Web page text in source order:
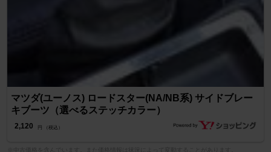
マツダ(ユーノス) ロードスター(NA/NB系) サイドブレー
キブーツ（選べるステッチカラー）
2,120 円 （税込）